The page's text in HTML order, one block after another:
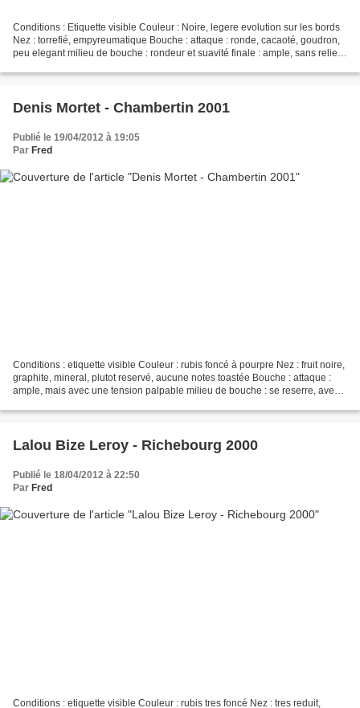
Conditions : Etiquette visible Couleur : Noire, legere evolution sur les bords
Nez : torrefié, empyreumatique Bouche : attaque : ronde, cacaoté, goudron,
peu elegant milieu de bouche : rondeur et suavité finale : ample, sans relief,
Denis Mortet - Chambertin 2001
Publié le 19/04/2012 à 19:05
Par Fred
Conditions : etiquette visible Couleur : rubis foncé à pourpre Nez : fruit noire,
graphite, mineral, plutot reservé, aucune notes toastée Bouche : attaque :
ample, mais avec une tension palpable milieu de bouche : se reserre, avec
Lalou Bize Leroy - Richebourg 2000
Publié le 18/04/2012 à 22:50
Par Fred
Conditions : etiquette visible Couleur : rubis tres foncé Nez : tres reduit,